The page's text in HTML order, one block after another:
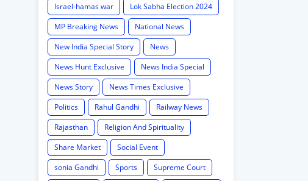
Israel-hamas war
Lok Sabha Election 2024
MP Breaking News
National News
New India Special Story
News
News Hunt Exclusive
News India Special
News Story
News Times Exclusive
Politics
Rahul Gandhi
Railway News
Rajasthan
Religion And Spirituality
Share Market
Social Event
sonia Gandhi
Sports
Supreme Court